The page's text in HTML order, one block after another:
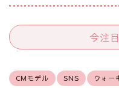
今注
CMモデル SNS ウォー